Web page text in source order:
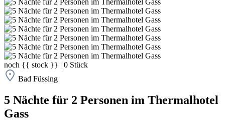
noch {{ stock }} | 0 Stück
Bad Füssing
5 Nächte für 2 Personen im Thermalhotel
Gass